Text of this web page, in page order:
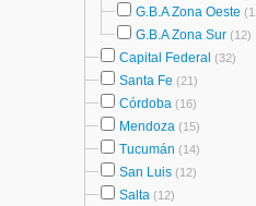
G.B.A Zona Oeste
G.B.A Zona Sur (12)
Capital Federal (32)
Santa Fe (21)
Córdoba (16)
Mendoza (15)
Tucumán (14)
San Luis (12)
Salta (12)